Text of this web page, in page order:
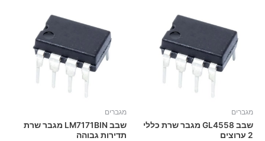
מגברים
שבב GL4558 מגבר שרת כללי
2 ערוצים
מגברים
שבב LM7171BIN מגבר שרת
תדירות גבוהה